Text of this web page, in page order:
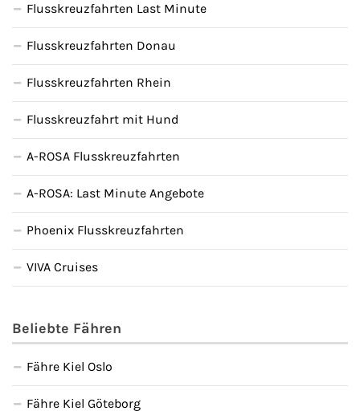
Flusskreuzfahrten Last Minute
Flusskreuzfahrten Donau
Flusskreuzfahrten Rhein
Flusskreuzfahrt mit Hund
A-ROSA Flusskreuzfahrten
A-ROSA: Last Minute Angebote
Phoenix Flusskreuzfahrten
VIVA Cruises
Beliebte Fähren
Fähre Kiel Oslo
Fähre Kiel Göteborg